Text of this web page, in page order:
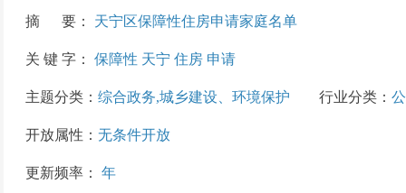
摘 要： 天宁区保障性住房申请家庭名单
关 键 字： 保障性 天宁 住房 申请
主题分类： 综合政务,城乡建设、环境保护 行业分类：
开放属性： 无条件开放
更新频率： 年